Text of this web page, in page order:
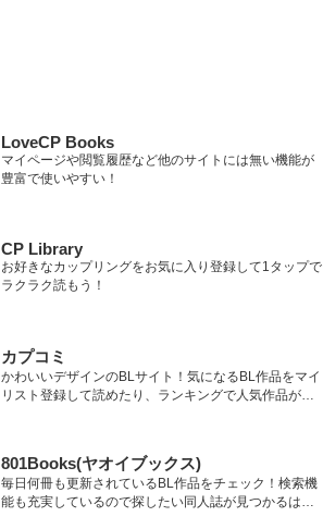
LoveCP Books
マイページや閲覧履歴など他のサイトには無い機能が
豊富で使いやすい！
CP Library
お好きなカップリングをお気に入り登録して1タップで
ラクラク読もう！
カプコミ
かわいいデザインのBLサイト！気になるBL作品をマイ
リスト登録して読めたり、ランキングで人気作品が丸
801Books(ヤオイブックス)
毎日何冊も更新されているBL作品をチェック！検索機
能も充実しているので探したい同人誌が見つかるは